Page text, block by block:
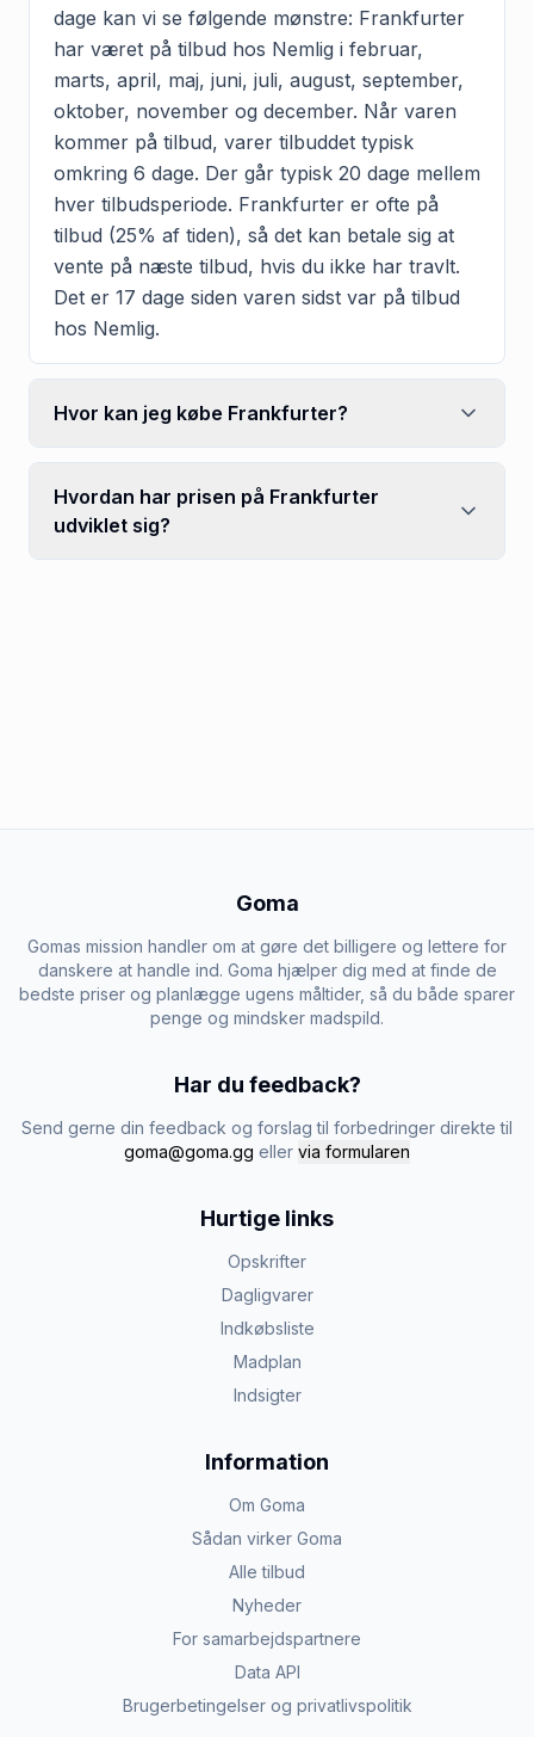
dage kan vi se følgende mønstre: Frankfurter
har været på tilbud hos Nemlig i februar,
marts, april, maj, juni, juli, august, september,
oktober, november og december. Når varen
kommer på tilbud, varer tilbuddet typisk
omkring 6 dage. Der går typisk 20 dage mellem
hver tilbudsperiode. Frankfurter er ofte på
tilbud (25% af tiden), så det kan betale sig at
vente på næste tilbud, hvis du ikke har travlt.
Det er 17 dage siden varen sidst var på tilbud
hos Nemlig.
Hvor kan jeg købe Frankfurter?
Hvordan har prisen på Frankfurter
udviklet sig?
Goma
Gomas mission handler om at gøre det billigere og lettere for
danskere at handle ind. Goma hjælper dig med at finde de
bedste priser og planlægge ugens måltider, så du både sparer
penge og mindsker madspild.
Har du feedback?
Send gerne din feedback og forslag til forbedringer direkte til
goma@goma.gg eller via formularen
Hurtige links
Opskrifter
Dagligvarer
Indkøbsliste
Madplan
Indsigter
Information
Om Goma
Sådan virker Goma
Alle tilbud
Nyheder
For samarbejdspartnere
Data API
Brugerbetingelser og privatlivspolitik